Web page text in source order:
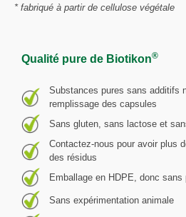
* fabriqué à partir de cellulose végétale
Qualité pure de Biotikon®
Substances pures sans additifs
remplissage des capsules
Sans gluten, sans lactose et
Contactez-nous pour avoir plus
des résidus
Emballage en HDPE, donc sans
Sans expérimentation animale